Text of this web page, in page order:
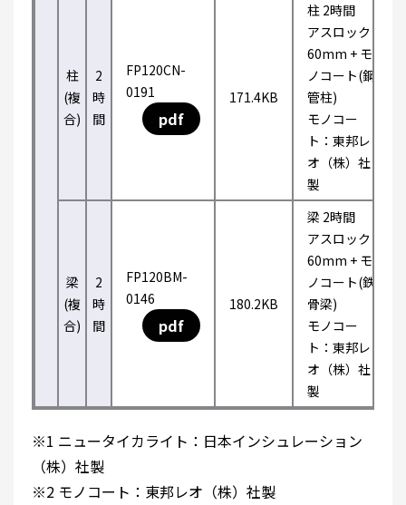
柱
(複
合)
2
時
間
FP120CN-
0191
pdf
171.4KB
柱 2時間
アスロック
60mm + モ
ノコート(鋼
管柱)
モノコー
ト：東邦レ
オ（株）社
製
梁
(複
合)
2
時
間
FP120BM-
0146
pdf
180.2KB
梁 2時間
アスロック
60mm + モ
ノコート(鉄
骨梁)
モノコー
ト：東邦レ
オ（株）社
製
※1 ニュータイカライト：日本インシュレーション
（株）社製
※2 モノコート：東邦レオ（株）社製